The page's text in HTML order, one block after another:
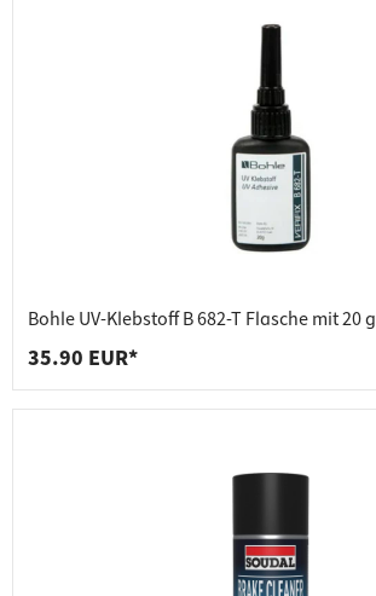
Bohle UV-Klebstoff B 682-T Flasche mit 20 g
35.90 EUR*